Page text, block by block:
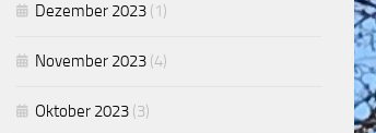
Dezember 2023 (1)
November 2023 (4)
Oktober 2023 (3)